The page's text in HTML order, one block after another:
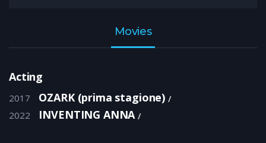
Movies
Acting
2017 OZARK (prima stagione)
2022 INVENTING ANNA